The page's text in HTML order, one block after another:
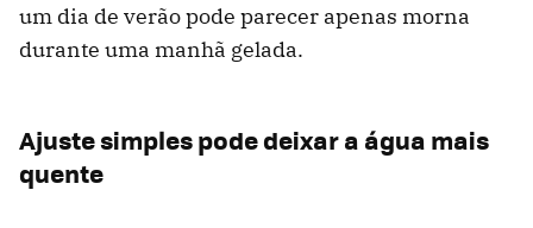
um dia de verão pode parecer apenas morna
durante uma manhã gelada.
Ajuste simples pode deixar a água mais
quente